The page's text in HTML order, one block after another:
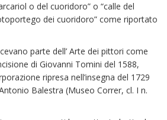
o del cuoridoro” o “calle del
dei cuoridoro” come riportato
parte dell’ Arte dei pittori come
di Giovanni Tomini del 1588,
ripresa nell’insegna del 1729
Balestra (Museo Correr, cl. I n.